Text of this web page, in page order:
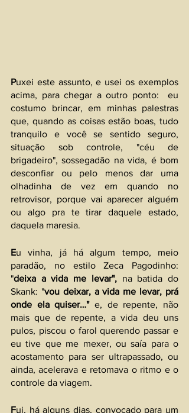
Puxei este assunto, e usei os exemplos
acima, para chegar a outro ponto:  eu
costumo brincar, em minhas palestras
que, quando as coisas estão boas, tudo
tranquilo e você se sentido seguro,
situação sob controle, "céu de
brigadeiro", sossegadão na vida, é bom
desconfiar ou pelo menos dar uma
olhadinha de vez em quando no
retrovisor, porque vai aparecer alguém
ou algo pra te tirar daquele estado,
daquela maresia.
Eu vinha, já há algum tempo, meio
paradão, no estilo Zeca Pagodinho:
"deixa a vida me levar", na batida do
Skank: "vou deixar, a vida me levar, prá
onde ela quiser…" e, de repente, não
mais que de repente, a vida deu uns
pulos, piscou o farol querendo passar e
eu tive que me mexer, ou saía para o
acostamento para ser ultrapassado, ou
ainda, acelerava e retomava o ritmo e o
controle da viagem.
Fui, há alguns dias, convocado para um